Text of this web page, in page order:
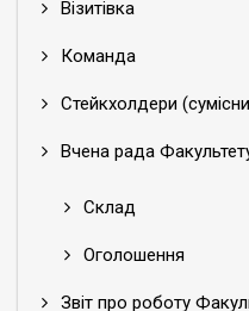
Візитівка
Команда
Стейкхолдери
Вчена рада
Склад
Оголошення
Звіт про роботу